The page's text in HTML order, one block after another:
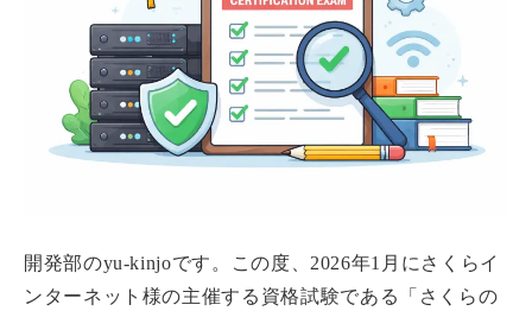
開発部のyu-kinjoです。この度、2026年1月にさくらイ
ンターネット様の主催する資格試験である「さくらの